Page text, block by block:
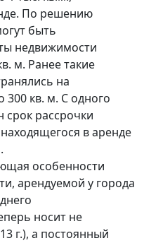
По решению
быть
недвижимости
м. Ранее такие
на
кв. м. С одного
срок рассрочки
в аренде
особенности
арендуемой у города
носит не
г.), а постоянный